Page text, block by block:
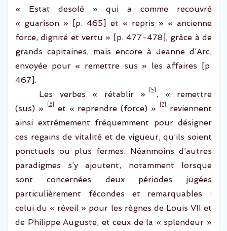
« Estat desolé» qui a comme recouvré
« guarison » [p. 465] et « repris » « ancienne
force, dignité et vertu » [p. 477-478], grâce à de
grands capitaines, mais encore à Jeanne d’Arc,
envoyée pour « remettre sus » les affaires [p.
467].
Les verbes « rétablir »
[5] , « remettre
(sus) »
[6] et « reprendre (force) » [7] reviennent
ainsi extrêmement fréquemment pour désigner
ces regains de vitalité et de vigueur, qu’ils soient
ponctuels ou plus fermes. Néanmoins d’autres
paradigmes
s’y ajoutent, notamment lorsque
sont concernées deux périodes jugées
particulièrement fécondes et remarquables :
celui du « réveil » pour les règnes de Louis VII et
de Philippe Auguste, et ceux de la « splendeur »